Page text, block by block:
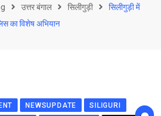
उत्तर बंगाल सिलीगुड़ी
सिलीगुड़ी में
का विशेष अभियान
NEWSUPDATE
SILIGURI